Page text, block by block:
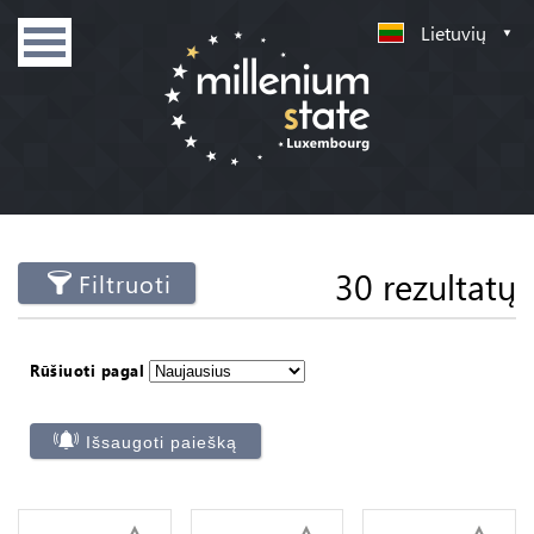
Lietuvių
Filtruoti 30 rezultatų
Rūšiuoti pagal
Išsaugoti paiešką